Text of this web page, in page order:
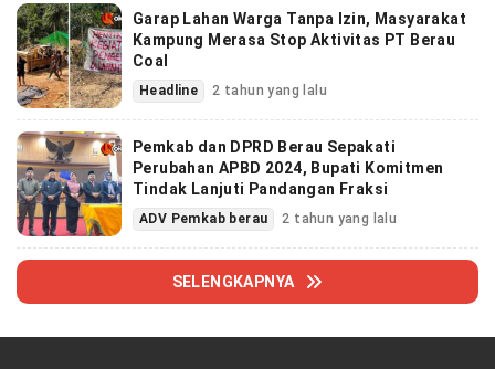
Garap Lahan Warga Tanpa Izin, Masyarakat
Kampung Merasa Stop Aktivitas PT Berau
Coal
Headline 2 tahun yang lalu
Pemkab dan DPRD Berau Sepakati
Perubahan APBD 2024, Bupati Komitmen
Tindak Lanjuti Pandangan Fraksi
ADV Pemkab berau 2 tahun yang lalu
SELENGKAPNYA